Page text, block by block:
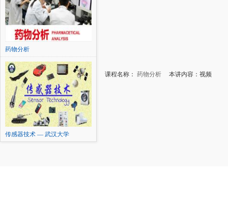
药物分析
传感器技术 — 武汉大学
课程名称： 药物分析 本讲内容：视频